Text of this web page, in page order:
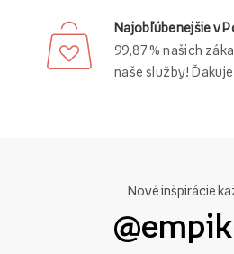
Najobľúbenejšie v
99,87 % našich
naše služby!
Nové inšpirácie